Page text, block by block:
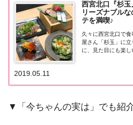
西宮北口『杉玉
リーズナブル
テを満喫♪
久々に西宮北口で食
屋さん「杉玉」に
に、見た目にも楽し
大手、売上高ラン
2019.05.11
▼「今ちゃんの実は」でも紹